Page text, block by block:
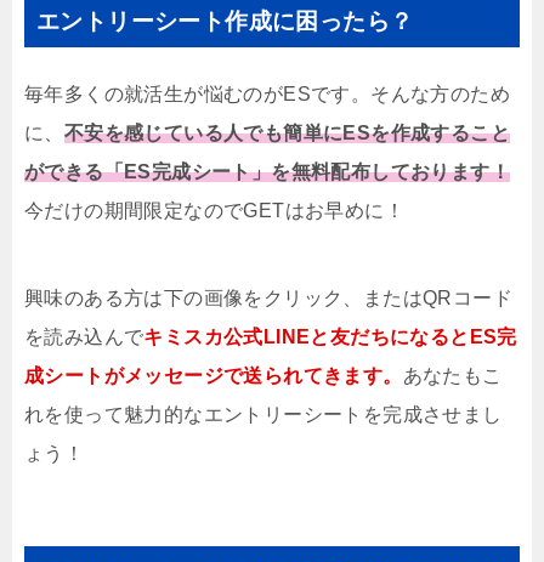
エントリーシート作成に困ったら？
毎年多くの就活生が悩むのがESです。そんな方のため
に、 不安を感じている人でも簡単にESを作成すること
ができる「ES完成シート」を無料配布しております！
今だけの期間限定なのでGETはお早めに！
興味のある方は下の画像をクリック、またはQRコード
を読み込んでキミスカ公式LINEと友だちになるとES完
成シートがメッセージで送られてきます。 あなたもこ
れを使って魅力的なエントリーシートを完成させまし
ょう！